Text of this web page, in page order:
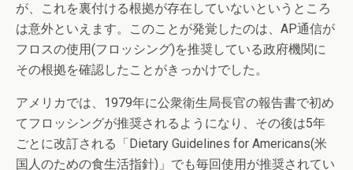
が、これを裏付ける根拠が存在していないというところ
は意外といえます。このことが発覚したのは、AP通信が
フロスの使用(フロッシング)を推奨している政府機関に
その根拠を確認したことがきっかけでした。
アメリカでは、1979年に公衆衛生局長官の報告書で初め
てフロッシングが推奨されるようになり、その後は5年
ごとに改訂される「Dietary Guidelines for Americans(米
国人のための食生活指針)」でも毎回使用が推奨されてい